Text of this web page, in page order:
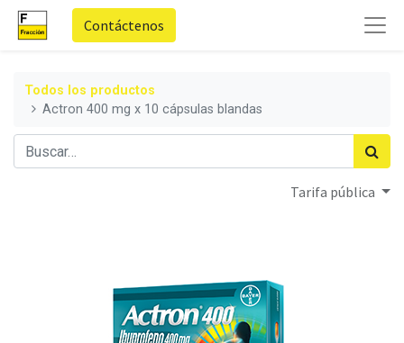
Contáctenos
Todos los productos
Actron 400 mg x 10 cápsulas blandas
Tarifa pública